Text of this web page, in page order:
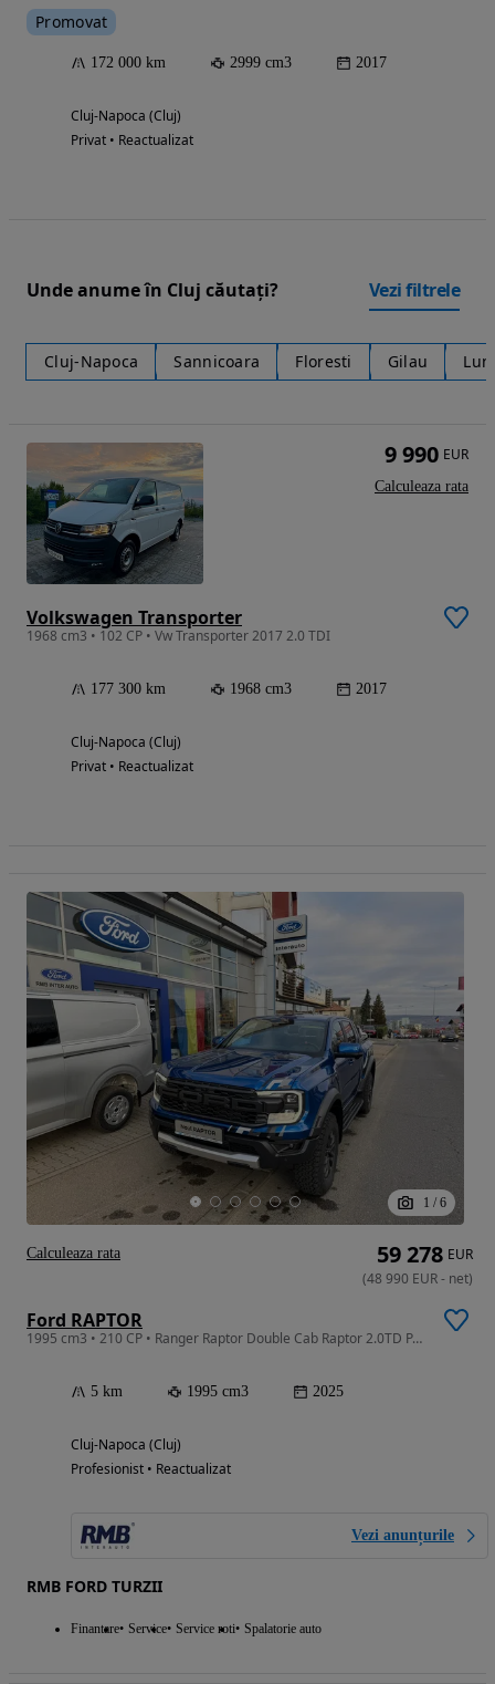
Promovat
172 000 km 2999 cm3 2017
Cluj-Napoca (Cluj)
Privat • Reactualizat
Unde anume în Cluj căutați? Vezi filtrele
Cluj-Napoca Sannicoara Floresti Gilau
Volkswagen Transporter
1968 cm3 • 102 CP • Vw Transporter 2017 2.0 TDI
177 300 km 1968 cm3 2017
Cluj-Napoca (Cluj)
Privat • Reactualizat
9 990 EUR
Calculeaza rata
1 / 6
Ford RAPTOR
1995 cm3 • 210 CP • Ranger Raptor Double Cab Raptor 2.0TD PANTHER C 210 CP A10 4WD
5 km 1995 cm3 2025
Cluj-Napoca (Cluj)
Profesionist • Reactualizat
Vezi anunțurile
RMB FORD TURZII
Finantare Service Service roti Spalatorie auto
59 278 EUR
(48 990 EUR- net)
Calculeaza rata